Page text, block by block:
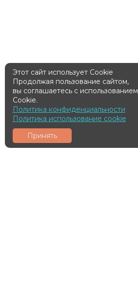
Этот сайт использует Cookie
Продолжая пользование сайтом,
вы соглашаетесь с использованием
Cookie.
Политика конфиденциальности
Политика использование cookie
Принять